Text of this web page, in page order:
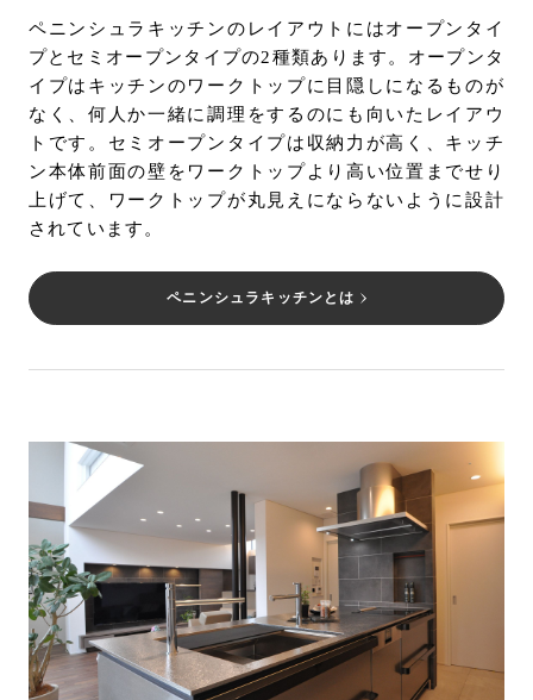
ペニンシュラキッチンのレイアウトにはオープンタイ
プとセミオープンタイプの2種類あります。オープンタ
イプはキッチンのワークトップに目隠しになるものが
なく、何人か一緒に調理をするのにも向いたレイアウ
トです。セミオープンタイプは収納力が高く、キッチ
ン本体前面の壁をワークトップより高い位置までせり
上げて、ワークトップが丸見えにならないように設計
されています。
ペニンシュラキッチンとは